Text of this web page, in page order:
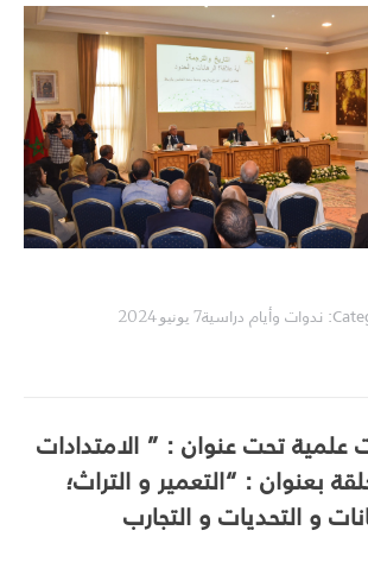
2019T
ندوات وأيام دراسية7 يونيو 2024
Next
album:
تحت عنوان : ” الامتدادات
بعنوان : “التعمير و التراث؛
و التحديات و التجارب